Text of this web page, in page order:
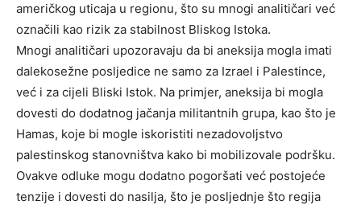
američkog uticaja u regionu, što su mnogi analitičari već
označili kao rizik za stabilnost Bliskog Istoka.
Mnogi analitičari upozoravaju da bi aneksija mogla imati
dalekosežne posljedice ne samo za Izrael i Palestince,
već i za cijeli Bliski Istok. Na primjer, aneksija bi mogla
dovesti do dodatnog jačanja militantnih grupa, kao što je
Hamas, koje bi mogle iskoristiti nezadovoljstvo
palestinskog stanovništva kako bi mobilizovale podršku.
Ovakve odluke mogu dodatno pogoršati već postojeće
tenzije i dovesti do nasilja, što je posljednje što regija